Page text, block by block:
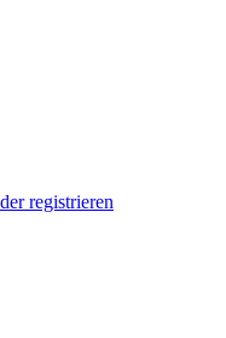
registrieren